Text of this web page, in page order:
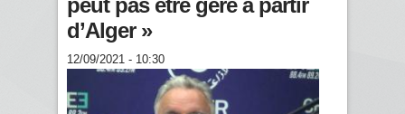
d’Alger »
12/09/2021 - 10:30